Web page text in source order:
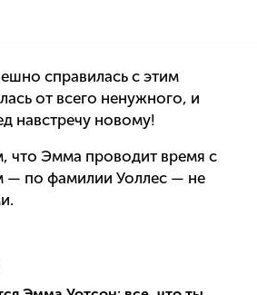
справилась с этим
от всего ненужного, и
навстречу новому!
что Эмма проводит время с
— по фамилии Уоллес — не